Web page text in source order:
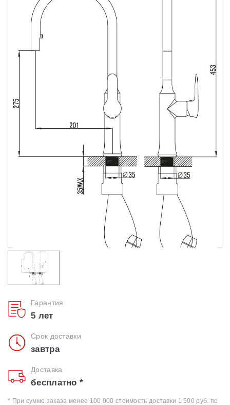
Душевые двери
Сиденья OVO для душевых уголков
Полотенцесушители
Гидромассаж для ванны
Душевые каналы
Гарантия
5 лет
Срок доставки
завтра
Доставка
бесплатно *
* При сумме заказа менее 100 000 стоимость доставки 1 500 руб. по